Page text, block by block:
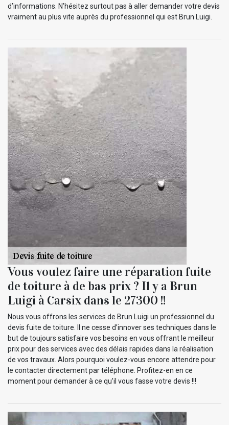
d’informations. N’hésitez surtout pas à aller demander votre devis
vraiment au plus vite auprès du professionnel qui est Brun Luigi.
Vous voulez faire une réparation fuite
de toiture à de bas prix ? Il y a Brun
Luigi à Carsix dans le 27300 !!
Nous vous offrons les services de Brun Luigi un professionnel du
devis fuite de toiture. Il ne cesse d’innover ses techniques dans le
but de toujours satisfaire vos besoins en vous offrant le meilleur
prix pour des services avec des délais rapides dans la réalisation
de vos travaux. Alors pourquoi voulez-vous encore attendre pour
le contacter directement par téléphone. Profitez-en en ce
moment pour demander à ce qu’il vous fasse votre devis !!!